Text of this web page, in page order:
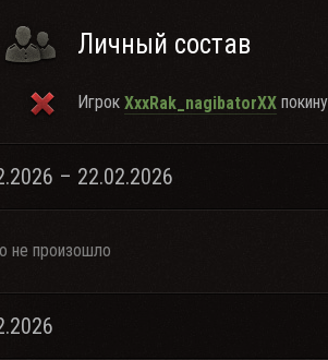
Личный состав
Игрок XxxRak_nagibatorXX
– 22.02.2026
не произошло